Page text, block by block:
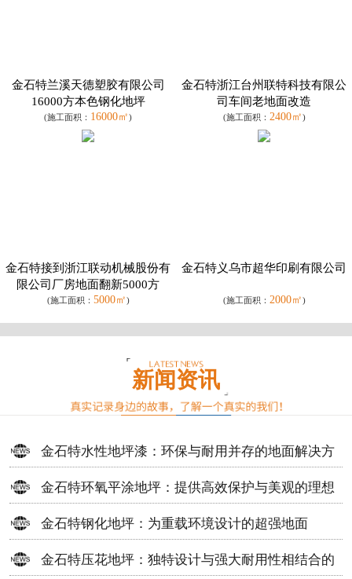
金石特兰溪天德塑胶有限公司
16000方本色钢化地坪
(施工面积： 16000㎡)
金石特浙江台州联特科技有限公
司车间老地面改造
(施工面积： 2400㎡)
金石特接到浙江联动机械股份有
限公司厂房地面翻新5000方
(施工面积： 5000㎡)
金石特义乌市超华印刷有限公司
(施工面积： 2000㎡)
新闻资讯
金石特水性地坪漆：环保与耐用并存的地面解决方
案
金石特环氧平涂地坪：提供高效保护与美观的理想
选择
金石特钢化地坪：为重载环境设计的超强地面
金石特压花地坪：独特设计与强大耐用性相结合的